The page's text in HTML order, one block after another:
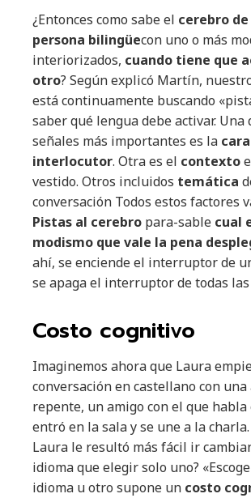
¿Entonces como sabe el cerebro de
persona bilingüecon uno o más
interiorizados, cuando tiene que
otro? Según explicó Martín,
está continuamente buscando
saber qué lengua debe activar. Una
señales más importantes es la
interlocutor. Otra es el contexto
vestido. Otros incluidos temática
conversación Todos estos factores
Pistas al cerebro para-sable cual
modismo que vale la pena
ahí, se enciende el interruptor de
se apaga el interruptor de todas las
Costo cognitivo
Imaginemos ahora que Laura
conversación en castellano con una
repente, un amigo con el que habla
entró en la sala y se une a la
Laura le resultó más fácil ir
idioma que elegir solo uno?
idioma u otro supone un costo